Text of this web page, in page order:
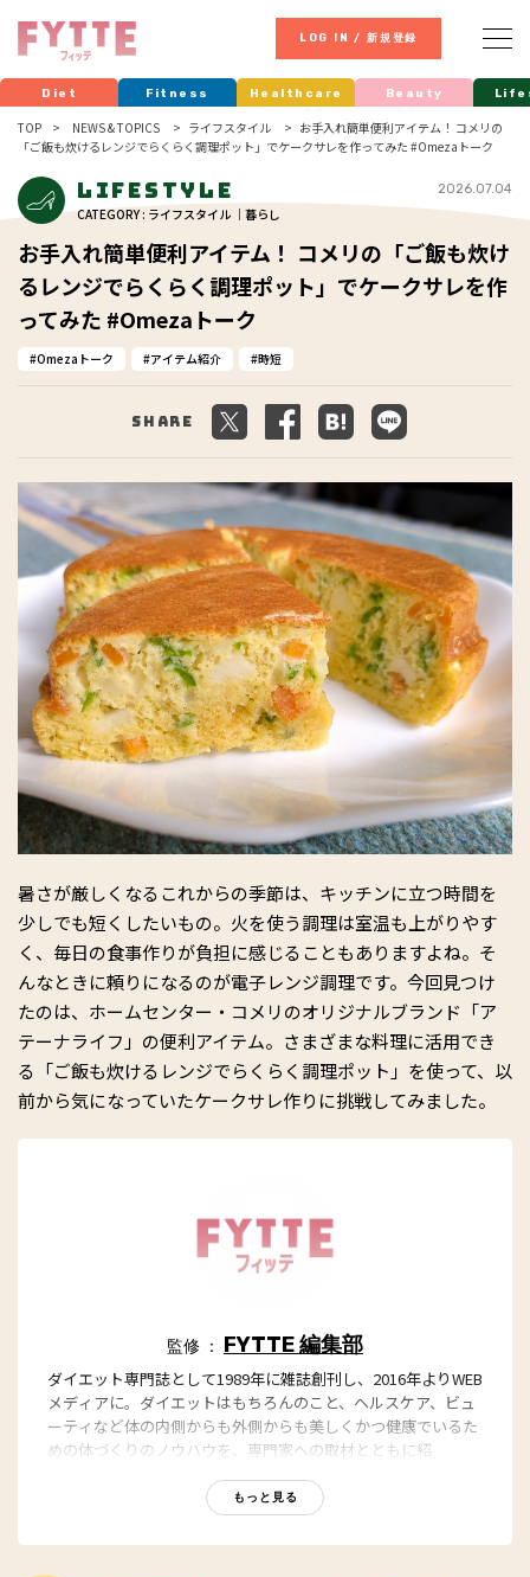
LOG IN / 新規登録
Diet Fitness Healthcare Beauty
TOP NEWS & TOPICS ライフスタイル
お手入れ簡単便利アイテム！ コメリの
「ご飯も炊けるレンジでらくらく調理ポット」でケークサレを作ってみた #Omezaトーク
Lifestyle
CATEGORY : ライフスタイル ｜暮らし
2026.07.04
お手入れ簡単便利アイテム！ コメリの「ご飯も炊け
るレンジでらくらく調理ポット」でケークサレを作
ってみた #Omezaトーク
Omezaトーク アイテム紹介 時短
Share
暑さが厳しくなるこれからの季節は、キッチンに立つ時間を
少しでも短くしたいもの。火を使う調理は室温も上がりやす
く、毎日の食事作りが負担に感じることもありますよね。そ
んなときに頼りになるのが電子レンジ調理です。今回見つけ
たのは、ホームセンター・コメリのオリジナルブランド「ア
テーナライフ」の便利アイテム。さまざまな料理に活用でき
る「ご飯も炊けるレンジでらくらく調理ポット」を使って、以
前から気になっていたケークサレ作りに挑戦してみました。
監修 ： FYTTE 編集部
ダイエット専門誌として1989年に雑誌創刊し、2016年よりWEB
メディアに。ダイエットはもちろんのこと、ヘルスケア、ビュ
ーティなど体の内側からも外側からも美しくかつ健康でいるた
めの体づくりのノウハウを、専門家への取材とともに紹
もに、編集部員も自らさまざまなヘルシーネタを日々お試し
もっと見る